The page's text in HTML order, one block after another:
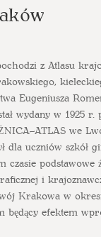
z Atlasu
Eugeniusza
wydany w 1925 r.
we
dla uczniów szkół
czasie podstawowe
i
Krakowa w
będący efektem